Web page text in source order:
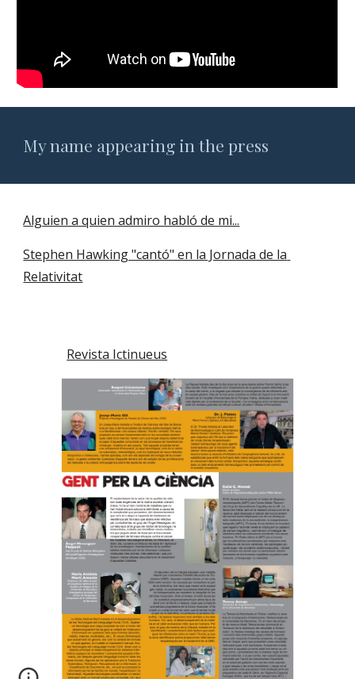
My name appearing in the press
Alguien a quien admiro habló de mi...
Stephen Hawking "cantó" en la Jornada de la
Relativitat
Revista Ictinueus